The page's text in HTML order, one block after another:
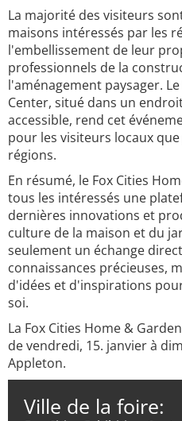
La majorité des visiteurs
maisons intéressés par les
l'embellissement de leur
professionnels de la
l'aménagement paysager.
Center, situé dans un
accessible, rend cet
pour les visiteurs locaux
régions.
En résumé, le Fox Cities
tous les intéressés une
dernières innovations et
culture de la maison et du
seulement un échange
connaissances précieuses,
d'idées et d'inspirations
soi.
La Fox Cities Home &
de vendredi, 15. janvier à
Appleton.
Ville de la foire: